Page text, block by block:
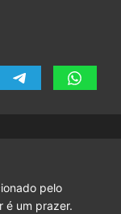
pelo
é um prazer.